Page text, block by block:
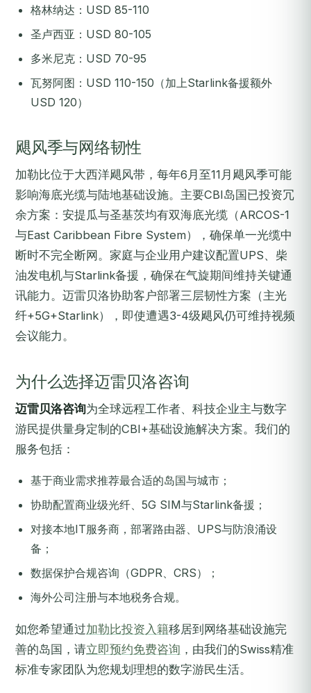
格林纳达：USD 85-110
圣卢西亚：USD 80-105
多米尼克：USD 70-95
瓦努阿图：USD 110-150（加上Starlink备援额外
USD 120）
飓风季与网络韧性
加勒比位于大西洋飓风带，每年6月至11月飓风季可能
影响海底光缆与陆地基础设施。主要CBI岛国已投资冗
余方案：安提瓜与圣基茨均有双海底光缆（ARCOS-1
与East Caribbean Fibre System），确保单一光缆中
断时不完全断网。家庭与企业用户建议配置UPS、柴
油发电机与Starlink备援，确保在气旋期间维持关键通
讯能力。迈雷贝洛协助客户部署三层韧性方案（主光
纤+5G+Starlink），即使遭遇3-4级飓风仍可维持视频
会议能力。
为什么选择迈雷贝洛咨询
迈雷贝洛咨询为全球远程工作者、科技企业主与数字
游民提供量身定制的CBI+基础设施解决方案。我们的
服务包括：
基于商业需求推荐最合适的岛国与城市；
协助配置商业级光纤、5G SIM与Starlink备援；
对接本地IT服务商，部署路由器、UPS与防浪涌设
备；
数据保护合规咨询（GDPR、CRS）；
海外公司注册与本地税务合规。
如您希望通过加勒比投资入籍移居到网络基础设施完
善的岛国，请立即预约免费咨询 ，由我们的Swiss精准
标准专家团队为您规划理想的数字游民生活。